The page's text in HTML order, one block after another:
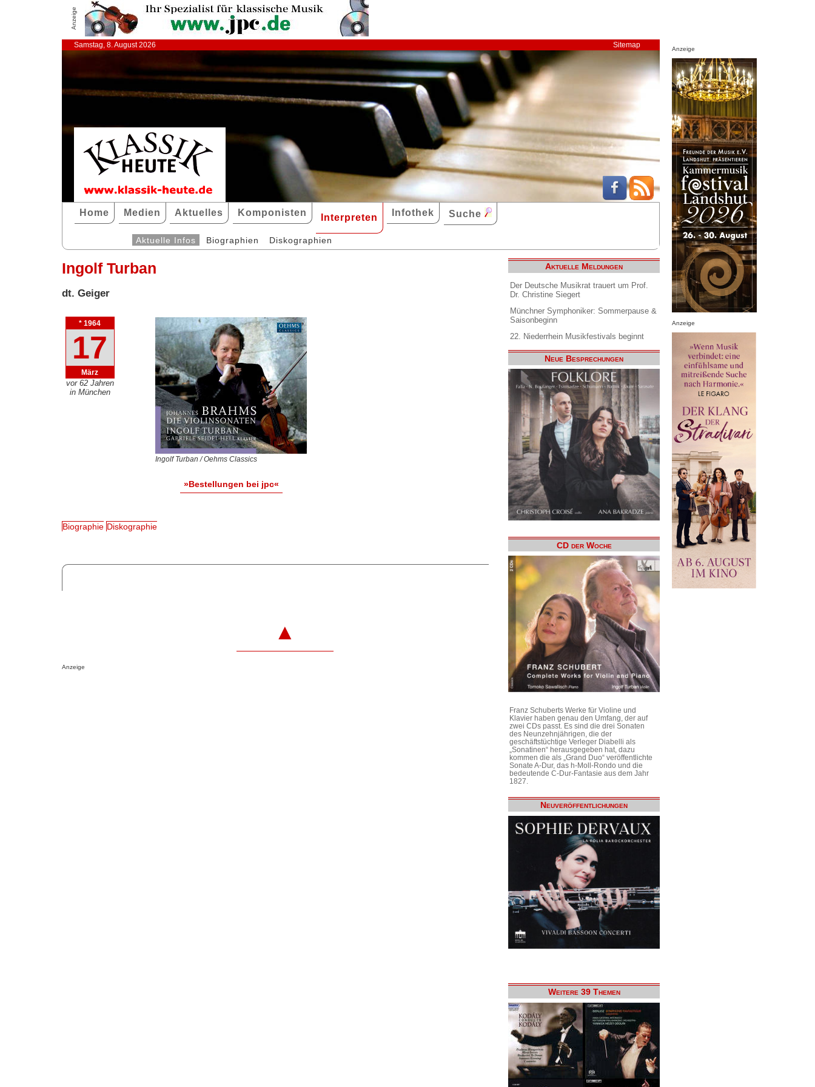
Anzeige
Samstag, 8. August 2026 Sitemap
Home Medien Aktuelles Komponisten Interpreten Infothek Suche
Aktuelle Infos Biographien Diskographien
Ingolf Turban
dt. Geiger
* 1964
17
März
vor 62 Jahren
in München
Ingolf Turban / Oehms Classics
»Bestellungen bei jpc«
Biographie Diskographie
▲
Anzeige
Aktuelle Meldungen
Der Deutsche Musikrat trauert um Prof.
Dr. Christine Siegert
Münchner Symphoniker: Sommerpause &
Saisonbeginn
22. Niederrhein Musikfestivals beginnt
Neue Besprechungen
CD der Woche
Franz Schuberts Werke für Violine und
Klavier haben genau den Umfang, der auf
zwei CDs passt. Es sind die drei Sonaten
des Neunzehnjährigen, die der
geschäftstüchtige Verleger Diabelli als
„Sonatinen“ herausgegeben hat, dazu
kommen die als „Grand Duo“ veröffentlichte
Sonate A-Dur, das h-Moll-Rondo und die
bedeutende C-Dur-Fantasie aus dem Jahr
1827.
Neuveröffentlichungen
Weitere 39 Themen
Anzeige
Anzeige